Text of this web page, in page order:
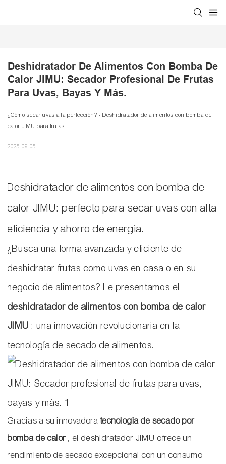
Deshidratador De Alimentos Con Bomba De
Calor JIMU: Secador Profesional De Frutas
Para Uvas, Bayas Y Más.
¿Cómo secar uvas a la perfección? - Deshidratador de alimentos con bomba de
calor JIMU para frutas
2025-09-05
Deshidratador de alimentos con bomba de
calor JIMU: perfecto para secar uvas con alta
eficiencia y ahorro de energía.
¿Busca una forma avanzada y eficiente de
deshidratar frutas como uvas en casa o en su
negocio de alimentos? Le presentamos el
deshidratador de alimentos con bomba de calor
JIMU : una innovación revolucionaria en la
tecnología de secado de alimentos.
Gracias a su innovadoratecnología de secado por
bomba de calor , el deshidratador JIMU ofrece un
rendimiento de secado excepcional con un consumo